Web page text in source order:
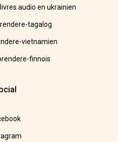
audio en ukrainien
tagalog
vietnamien
finnois